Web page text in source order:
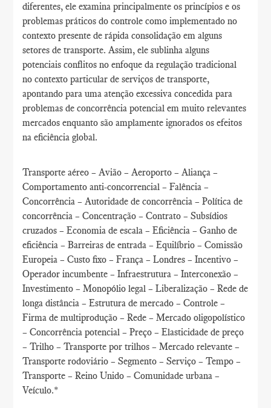
diferentes, ele examina principalmente os princípios e os
problemas práticos do controle como implementado no
contexto presente de rápida consolidação em alguns
setores de transporte. Assim, ele sublinha alguns
potenciais conflitos no enfoque da regulação tradicional
no contexto particular de serviços de transporte,
apontando para uma atenção excessiva concedida para
problemas de concorrência potencial em muito relevantes
mercados enquanto são amplamente ignorados os efeitos
na eficiência global.
Transporte aéreo – Avião – Aeroporto – Aliança –
Comportamento anti-concorrencial – Falência –
Concorrência – Autoridade de concorrência – Política de
concorrência – Concentração – Contrato – Subsídios
cruzados – Economia de escala – Eficiência – Ganho de
eficiência – Barreiras de entrada – Equilíbrio – Comissão
Europeia – Custo fixo – França – Londres – Incentivo –
Operador incumbente – Infraestrutura – Interconexão –
Investimento – Monopólio legal – Liberalização – Rede de
longa distância – Estrutura de mercado – Controle –
Firma de multiprodução – Rede – Mercado oligopolístico
– Concorrência potencial – Preço – Elasticidade de preço
– Trilho – Transporte por trilhos – Mercado relevante –
Transporte rodoviário – Segmento – Serviço – Tempo –
Transporte – Reino Unido – Comunidade urbana –
Veículo.*